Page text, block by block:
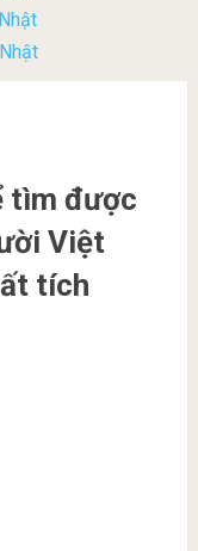
tìm được
Việt
tích